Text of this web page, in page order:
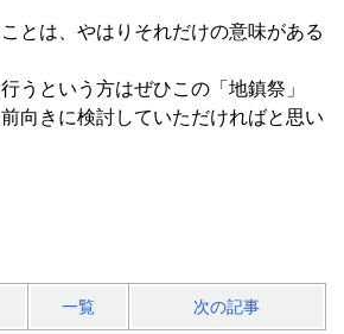
とは、やはりそれだけの意味がある
うという方はぜひこの「地鎮祭」
前向きに検討していただければと思い
一覧 次の記事